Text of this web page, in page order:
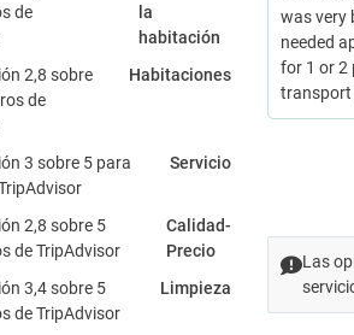
la
habitación
Habitaciones
Servicio
Calidad-
Precio
Limpieza
was very
needed
for 1 or 2
transport
Las